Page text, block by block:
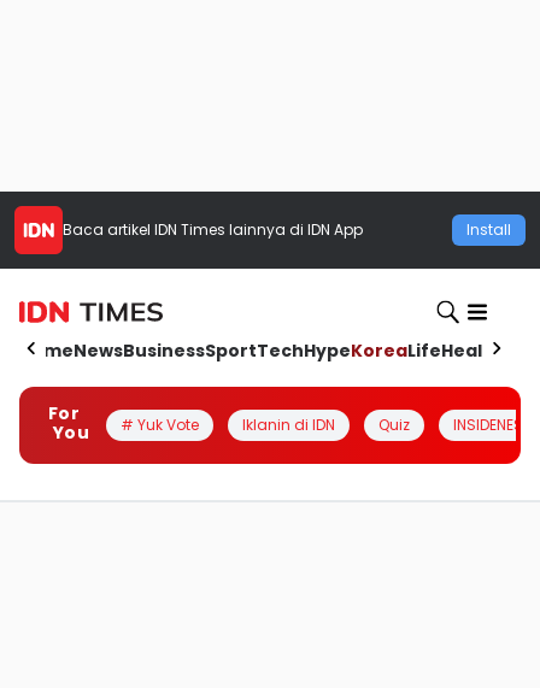
Baca artikel IDN Times lainnya di IDN App Install
HomeNewsBusinessSportTechHypeKoreaLifeHealth
For
You
# Yuk Vote Iklanin di IDN Quiz INSIDENESIA